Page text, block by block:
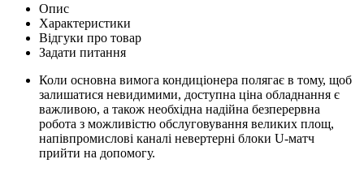
Опис
Характеристики
Відгуки про товар
Задати питання
Коли основна вимога кондиціонера полягає в тому, щоб
залишатися невидимими, доступна ціна обладнання є
важливою, а також необхідна надійна безперервна
робота з можливістю обслуговування великих площ,
напівпромислові каналі невертерні блоки U-матч
прийти на допомогу.